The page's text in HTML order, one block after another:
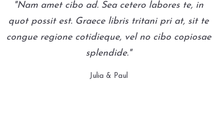
"Nam amet cibo ad. Sea cetero labores te, in
quot possit est. Graece libris tritani pri at, sit te
congue regione cotidieque, vel no cibo copiosae
splendide."
Julia & Paul